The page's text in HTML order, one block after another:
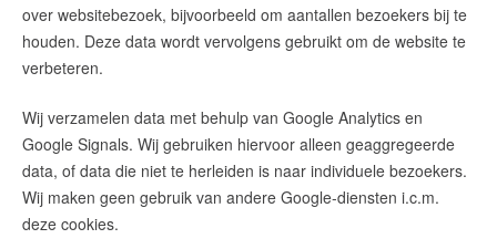
over websitebezoek, bijvoorbeeld om aantallen bezoekers bij te
houden. Deze data wordt vervolgens gebruikt om de website te
verbeteren.
Wij verzamelen data met behulp van Google Analytics en
Google Signals. Wij gebruiken hiervoor alleen geaggregeerde
data, of data die niet te herleiden is naar individuele bezoekers.
Wij maken geen gebruik van andere Google-diensten i.c.m.
deze cookies.